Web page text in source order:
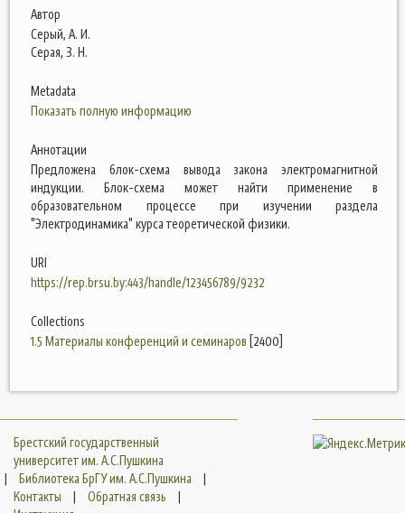
Автор
Серый, А. И.
Серая, З. Н.
Metadata
Показать полную информацию
Аннотации
Предложена блок-схема вывода закона электромагнитной
индукции. Блок-схема может найти применение в
образовательном процессе при изучении раздела
"Электродинамика" курса теоретической физики.
URI
https://rep.brsu.by:443/handle/123456789/9232
Collections
1.5 Материалы конференций и семинаров [2400]
Брестский государственный
университет им. А.С.Пушкина
|
Библиотека БрГУ им. А.С.Пушкина
|
Контакты
| Обратная связь
|